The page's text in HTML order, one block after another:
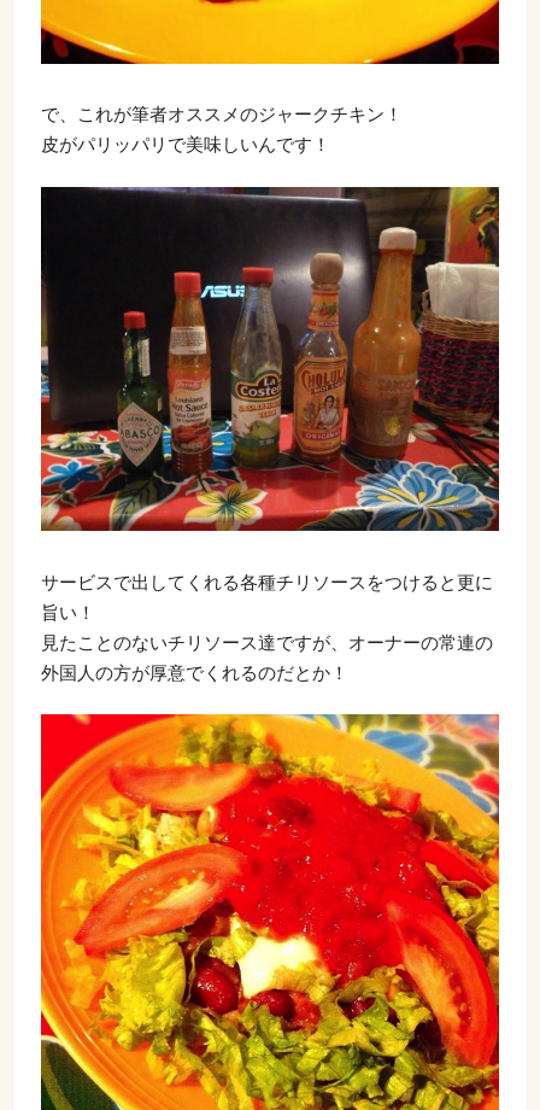
で、これが筆者オススメのジャークチキン！
皮がパリッパリで美味しいんです！
サービスで出してくれる各種チリソースをつけると更に
旨い！
見たことのないチリソース達ですが、オーナーの常連の
外国人の方が厚意でくれるのだとか！